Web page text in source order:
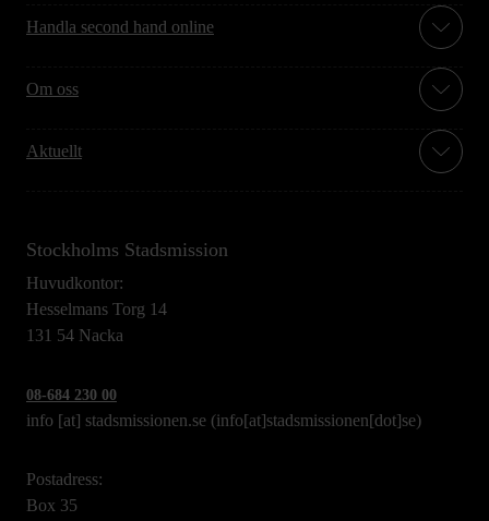
Handla second hand online
Om oss
Aktuellt
Stockholms Stadsmission
Huvudkontor:
Hesselmans Torg 14
131 54 Nacka
08-684 230 00
info [at] stadsmissionen.se (info[at]stadsmissionen[dot]se)
Postadress:
Box 35